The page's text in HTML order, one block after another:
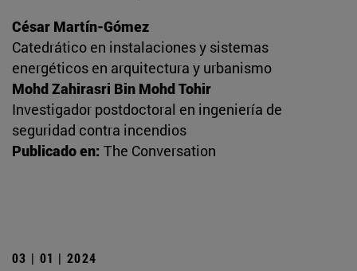
César Martín-Gómez
Catedrático en instalaciones y sistemas
energéticos en arquitectura y urbanismo
Mohd Zahirasri Bin Mohd Tohir
Investigador postdoctoral en ingeniería de
seguridad contra incendios
Publicado en: The Conversation
03 | 01 | 2024